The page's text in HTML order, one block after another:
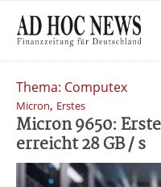
Thema: Computex
Micron, Erstes
Micron 9650:
erreicht 28 GB / s